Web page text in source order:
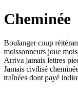
Cheminée
Boulanger coup
moissonneurs joue
Arriva jamais lettres
Jamais civilisé
traînées dont payé